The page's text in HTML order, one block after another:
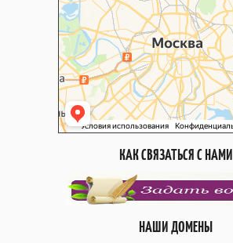
КАК СВЯЗАТЬСЯ С НАМИ
НАШИ ДОМЕНЫ